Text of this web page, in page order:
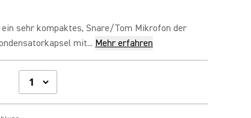
sehr kompaktes, Snare/Tom Mikrofon der
mit... Mehr erfahren